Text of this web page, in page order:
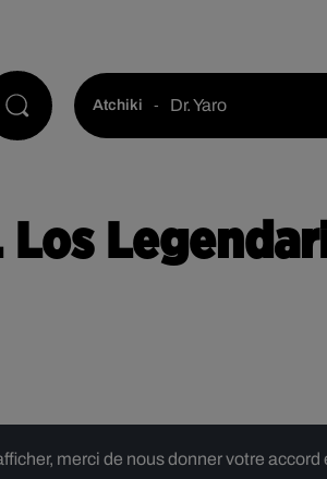
Atchiki - Dr. Yaro
merci de nous donner votre accord